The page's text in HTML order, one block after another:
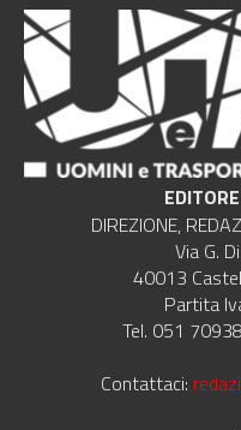
DIREZIONE,
Via G.
40013
Partita
Tel. 051
Contattaci: